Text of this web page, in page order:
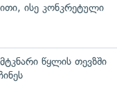
ისე კონკრეტული
წყლის თევზში